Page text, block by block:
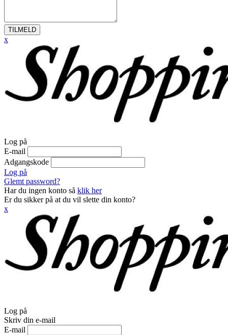
TILMELD
x
Log på
E-mail
Adgangskode
Log på
Glemt password?
Har du ingen konto så klik her
Er du sikker på at du vil slette din konto?
x
Log på
Skriv din e-mail
E-mail